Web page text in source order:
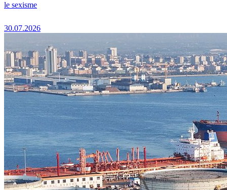
le sexisme
30.07.2026